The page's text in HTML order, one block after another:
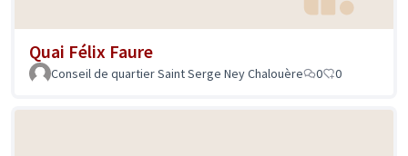
Quai Félix Faure
Conseil de quartier Saint Serge Ney Chalouère 0 0